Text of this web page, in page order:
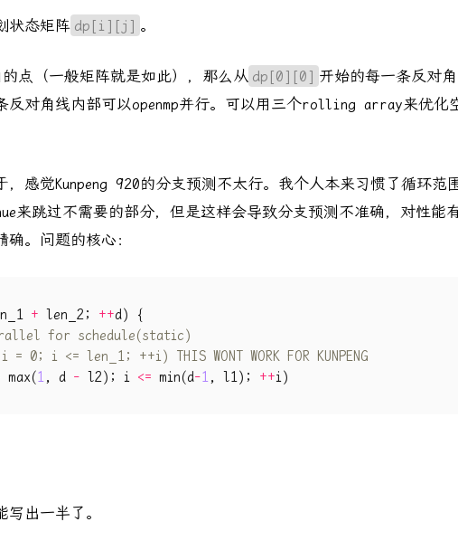
状态矩阵 dp[i][j] 。
点（一般矩阵就是如此），那么从 dp[0][0] 开始的每一条反对
反对角线内部可以openmp并行。可以用三个rolling array来优化
感觉Kunpeng 920的分支预测不太行。我个人本来习惯了循环范
跳过不需要的部分，但是这样会导致分支预测不准确，对性能
。问题的核心：
+ len_2; ++d)
{
max(1, d - l2); i <= min(d-1, l1); ++i)
写出一半了。